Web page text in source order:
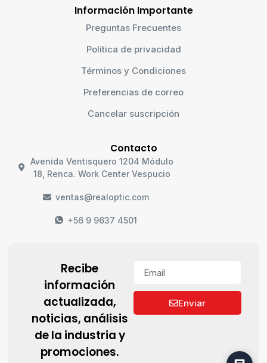
Información Importante
Preguntas Frecuentes
Política de privacidad
Términos y Condiciones
Preferencias de correo
Cancelar suscripción
Contacto
Avenida Ventisquero 1204 Módulo
18, Renca. Work Center Vespucio
ventas@realoptic.com
+56 9 9637 4501
Recibe
información
actualizada,
noticias, análisis
de la industria y
promociones.
Enviar